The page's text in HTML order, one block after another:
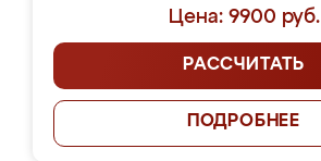
Цена: 9900 руб.
РАССЧИТАТЬ
ПОДРОБНЕЕ